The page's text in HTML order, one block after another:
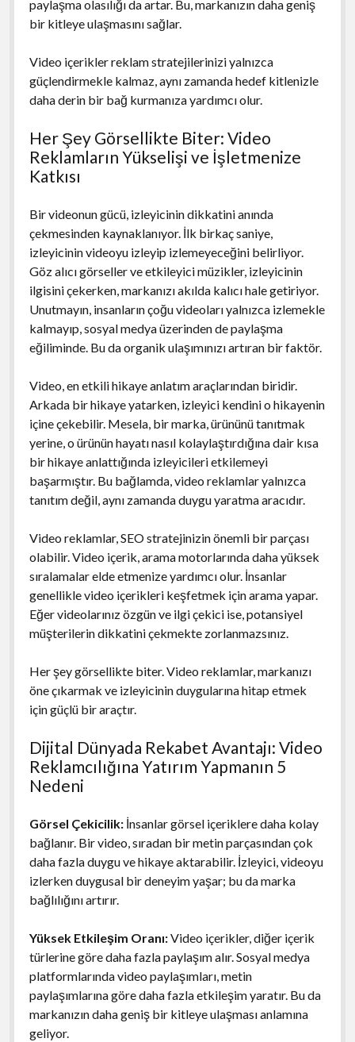
paylaşma olasılığı da artar. Bu, markanızın daha geniş
bir kitleye ulaşmasını sağlar.
Video içerikler reklam stratejilerinizi yalnızca
güçlendirmekle kalmaz, aynı zamanda hedef kitlenizle
daha derin bir bağ kurmanıza yardımcı olur.
Her Şey Görsellikte Biter: Video
Reklamların Yükselişi ve İşletmenize
Katkısı
Bir videonun gücü, izleyicinin dikkatini anında
çekmesinden kaynaklanıyor. İlk birkaç saniye,
izleyicinin videoyu izleyip izlemeyeceğini belirliyor.
Göz alıcı görseller ve etkileyici müzikler, izleyicinin
ilgisini çekerken, markanızı akılda kalıcı hale getiriyor.
Unutmayın, insanların çoğu videoları yalnızca izlemekle
kalmayıp, sosyal medya üzerinden de paylaşma
eğiliminde. Bu da organik ulaşımınızı artıran bir faktör.
Video, en etkili hikaye anlatım araçlarından biridir.
Arkada bir hikaye yatarken, izleyici kendini o hikayenin
içine çekebilir. Mesela, bir marka, ürününü tanıtmak
yerine, o ürünün hayatı nasıl kolaylaştırdığına dair kısa
bir hikaye anlattığında izleyicileri etkilemeyi
başarmıştır. Bu bağlamda, video reklamlar yalnızca
tanıtım değil, aynı zamanda duygu yaratma aracıdır.
Video reklamlar, SEO stratejinizin önemli bir parçası
olabilir. Video içerik, arama motorlarında daha yüksek
sıralamalar elde etmenize yardımcı olur. İnsanlar
genellikle video içerikleri keşfetmek için arama yapar.
Eğer videolarınız özgün ve ilgi çekici ise, potansiyel
müşterilerin dikkatini çekmekte zorlanmazsınız.
Her şey görsellikte biter. Video reklamlar, markanızı
öne çıkarmak ve izleyicinin duygularına hitap etmek
için güçlü bir araçtır.
Dijital Dünyada Rekabet Avantajı: Video
Reklamcılığına Yatırım Yapmanın 5
Nedeni
Görsel Çekicilik:İnsanlar görsel içeriklere daha kolay
bağlanır. Bir video, sıradan bir metin parçasından çok
daha fazla duygu ve hikaye aktarabilir. İzleyici, videoyu
izlerken duygusal bir deneyim yaşar; bu da marka
bağlılığını artırır.
Yüksek Etkileşim Oranı:Video içerikler, diğer içerik
türlerine göre daha fazla paylaşım alır. Sosyal medya
platformlarında video paylaşımları, metin
paylaşımlarına göre daha fazla etkileşim yaratır. Bu da
markanızın daha geniş bir kitleye ulaşması anlamına
geliyor.